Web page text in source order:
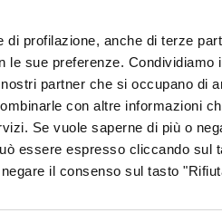
di profilazione, anche di terze
le sue preferenze.
partner che si occupano di
con altre informazioni
Se vuole saperne di più o
essere espresso cliccando sul
il consenso sul tasto